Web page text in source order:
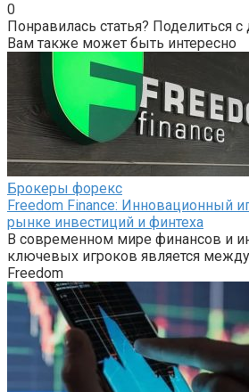
0
Понравилась статья? Поделиться с
Вам также может быть интересно
Брокеры форекс
Freedom Finance: Инновационный
рынке инвестиций и финтеха
В современном мире финансов и
ключевых игроков является
Freedom